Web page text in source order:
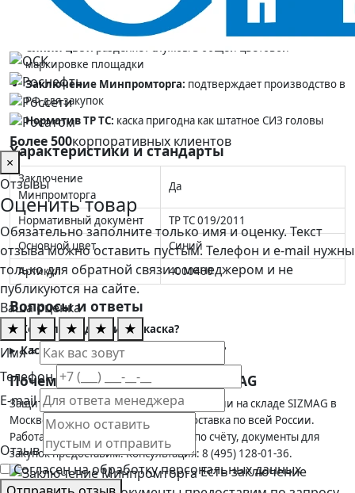
Ключевые преимущества
Синий цвет: разделяет службы в общей цветовой
маркировке площадки
Заключение Минпромторга: подтверждает производство в
РФ для закупок
Норматив ТР ТС: каска пригодна как штатное СИЗ головы
Характеристики и стандарты
Заключение
Минпромторга
Да
Нормативный документ
ТР ТС 019/2011
Основной цвет
Синий
Артикул
4000400
Вопросы и ответы
Кому подходит синяя каска?
Каска отечественного производства?
Почему выгодно купить в SIZMAG
Защитная каска ФОРВАРД, синяя в наличии на складе SIZMAG в
Москве — отгрузка в день заказа, доставка по всей России.
Работаем с юридическими лицами по счёту, документы для
закупок предоставим. Консультация: 8 (495) 128-01-36.
Есть заключение
Более 500корпоративных клиентов
×
Отзывы
Оценить товар
Обязательно заполните только имя и оценку. Текст
отзыва можно оставить пустым. Телефон и e-mail нужны
только для обратной связи с менеджером и не
публикуются на сайте.
Ваша оценка
★
★ ★ ★
★
Имя *
Телефон
E-mail
Отзыв
Согласен на обработку персональных данных